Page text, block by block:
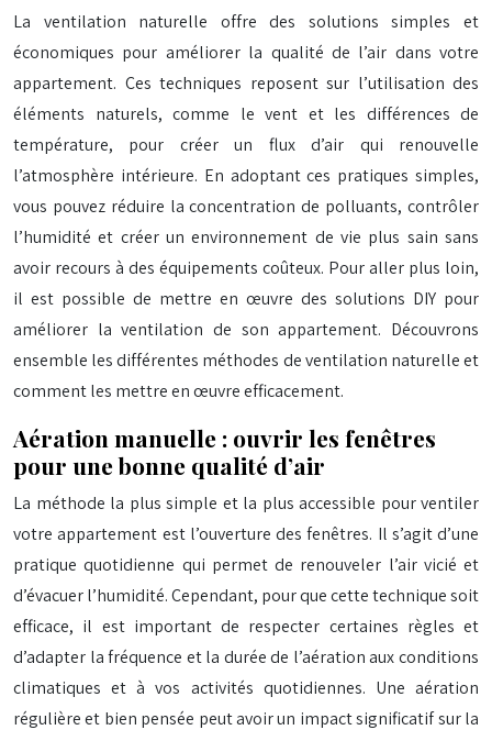
La ventilation naturelle offre des solutions simples et
économiques pour améliorer la qualité de l’air dans votre
appartement. Ces techniques reposent sur l’utilisation des
éléments naturels, comme le vent et les différences de
température, pour créer un flux d’air qui renouvelle
l’atmosphère intérieure. En adoptant ces pratiques simples,
vous pouvez réduire la concentration de polluants, contrôler
l’humidité et créer un environnement de vie plus sain sans
avoir recours à des équipements coûteux. Pour aller plus loin,
il est possible de mettre en œuvre des solutions DIY pour
améliorer la ventilation de son appartement. Découvrons
ensemble les différentes méthodes de ventilation naturelle et
comment les mettre en œuvre efficacement.
Aération manuelle : ouvrir les fenêtres
pour une bonne qualité d’air
La méthode la plus simple et la plus accessible pour ventiler
votre appartement est l’ouverture des fenêtres. Il s’agit d’une
pratique quotidienne qui permet de renouveler l’air vicié et
d’évacuer l’humidité. Cependant, pour que cette technique soit
efficace, il est important de respecter certaines règles et
d’adapter la fréquence et la durée de l’aération aux conditions
climatiques et à vos activités quotidiennes. Une aération
régulière et bien pensée peut avoir un impact significatif sur la